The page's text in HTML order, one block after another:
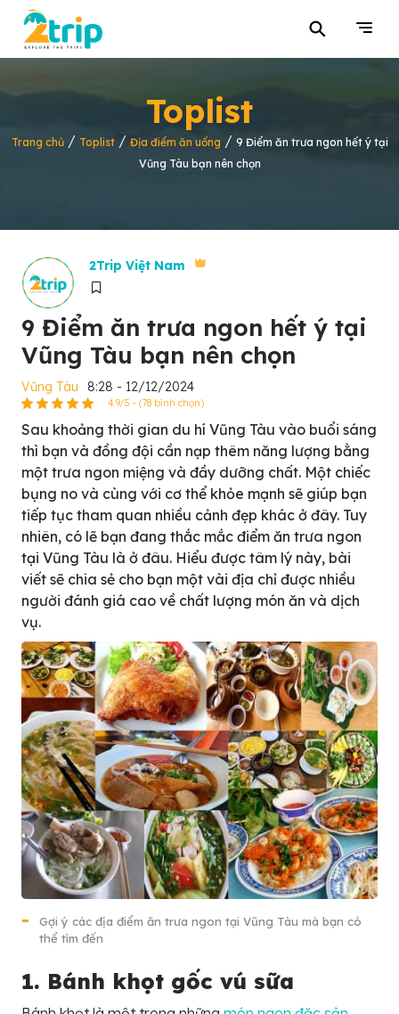
⚲
Toplist
Trang chủ/ Toplist/ Địa điểm ăn uống / 9 Điểm ăn trưa ngon hết ý tại
Vũng Tàu bạn nên chọn
2Trip Việt Nam
9 Điểm ăn trưa ngon hết ý tại
Vũng Tàu bạn nên chọn
Vũng Tàu 8:28 - 12/12/2024
4.9/5 - (78 bình chọn)
Sau khoảng thời gian du hí Vũng Tàu vào buổi sáng
thì bạn và đồng đội cần nạp thêm năng lượng bằng
một trưa ngon miệng và đầy dưỡng chất. Một chiếc
bụng no và cùng với cơ thể khỏe mạnh sẽ giúp bạn
tiếp tục tham quan nhiều cảnh đẹp khác ở đây. Tuy
nhiên, có lẽ bạn đang thắc mắc điểm ăn trưa ngon
tại Vũng Tàu là ở đâu. Hiểu được tâm lý này, bài
viết sẽ chia sẻ cho bạn một vài địa chỉ được nhiều
người đánh giá cao về chất lượng món ăn và dịch
vụ.
Gợi ý các địa điểm ăn trưa ngon tại Vũng Tàu mà bạn có
thể tìm đến
1. Bánh khọt gốc vú sữa